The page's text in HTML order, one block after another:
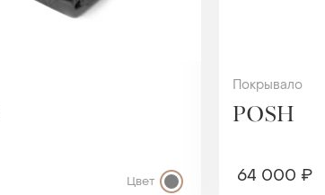
Цвет
Покрывало
POSH
64 000 ₽